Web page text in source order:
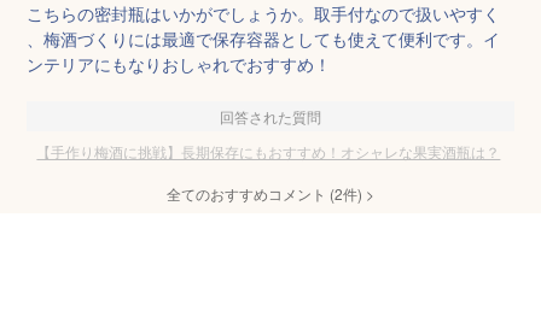
こちらの密封瓶はいかがでしょうか。取手付なので扱いやすく
、梅酒づくりには最適で保存容器としても使えて便利です。イ
ンテリアにもなりおしゃれでおすすめ！
回答された質問
【手作り梅酒に挑戦】長期保存にもおすすめ！オシャレな果実酒瓶は？
全てのおすすめコメント (2件) >